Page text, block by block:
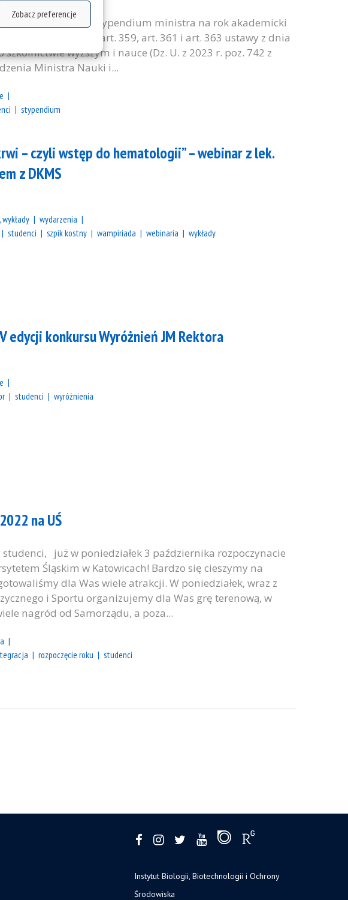
Zobacz preferencje
ubiegania się o stypendium ministra na rok akademicki
Na podstawie: 93, art. 359, art. 361 i art. 363 ustawy z dnia
szkolnictwie wyższym i nauce (Dz. U. z 2023 r. poz. 742 z
Ministra Nauki i...
stypendium
– czyli wstęp do hematologii” – webinar z lek.
z DKMS
wydarzenia
studenci szpik kostny wampiriada webinaria wykłady
edycji konkursu Wyróżnień JM Rektora
studenci wyróżnienia
na UŚ
już w poniedziałek 3 października rozpoczynacie
Śląskim w Katowicach! Bardzo się cieszymy na
dla Was wiele atrakcji. W poniedziałek, wraz z
i Sportu organizujemy dla Was grę terenową, w
nagród od Samorządu, a poza...
rozpoczęcie roku studenci
Instytut Biologii, Biotechnologii i Ochrony
Środowiska